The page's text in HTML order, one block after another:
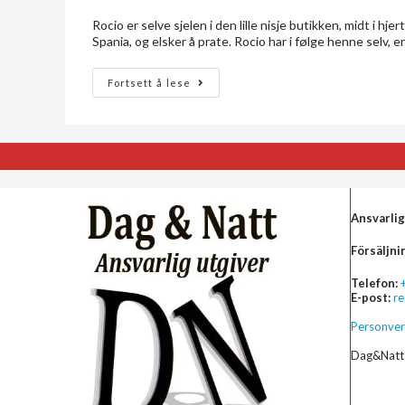
Rocio er selve sjelen i den lille nisje butikken, midt i
Spania, og elsker å prate. Rocio har i følge henne selv,
Fortsett å lese
Telefon:
E-post: